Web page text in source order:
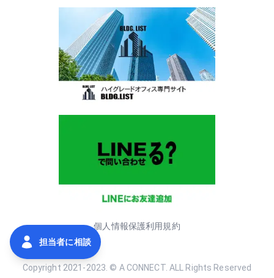
担当者に相談
個人情報保護利用規約
Copyright 2021-2023. © A CONNECT. ALL Rights Reserved